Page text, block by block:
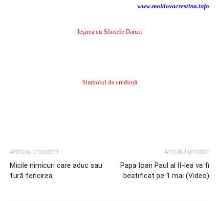
www.moldovacrestina.info
Ieșirea cu Sfintele Daruri
Simbolul de credință
Articolul precedent
Micile nimicuri care aduc sau
fură fericirea
Articolul următor
Papa Ioan Paul al II-lea va fi
beatificat pe 1 mai (Video)